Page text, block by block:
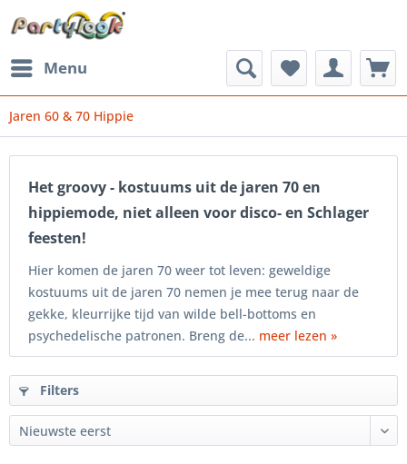
Menu
Jaren 60 & 70 Hippie
Het groovy - kostuums uit de jaren 70 en
hippiemode, niet alleen voor disco- en Schlager
feesten!
Hier komen de jaren 70 weer tot leven: geweldige
kostuums uit de jaren 70 nemen je mee terug naar de
gekke, kleurrijke tijd van wilde bell-bottoms en
psychedelische patronen. Breng de... meer lezen »
Filters